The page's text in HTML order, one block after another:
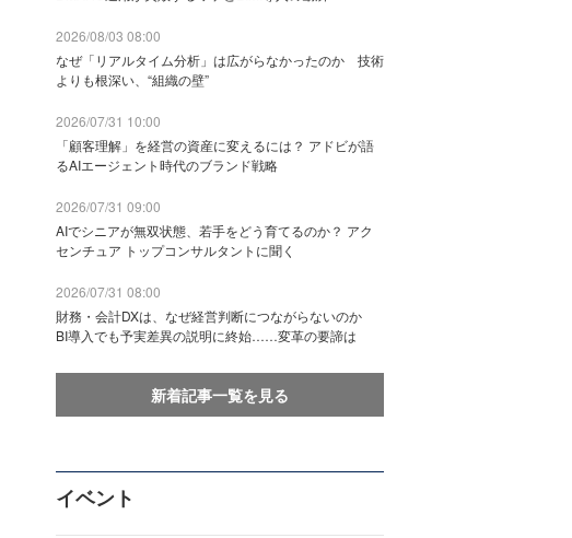
2026/08/03 08:00
なぜ「リアルタイム分析」は広がらなかったのか 技術
よりも根深い、“組織の壁”
2026/07/31 10:00
「顧客理解」を経営の資産に変えるには？ アドビが語
るAIエージェント時代のブランド戦略
2026/07/31 09:00
AIでシニアが無双状態、若手をどう育てるのか？ アク
センチュア トップコンサルタントに聞く
2026/07/31 08:00
財務・会計DXは、なぜ経営判断につながらないのか
BI導入でも予実差異の説明に終始……変革の要諦は
新着記事一覧を見る
イベント